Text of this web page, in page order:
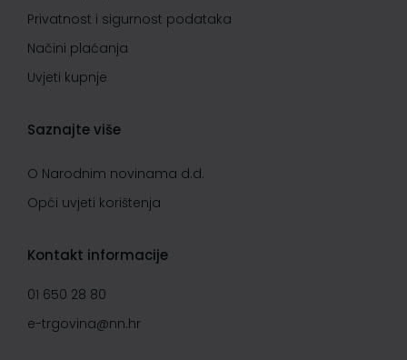
Privatnost i sigurnost podataka
Načini plaćanja
Uvjeti kupnje
Saznajte više
O Narodnim novinama d.d.
Opći uvjeti korištenja
Kontakt informacije
01 650 28 80
e-trgovina@nn.hr